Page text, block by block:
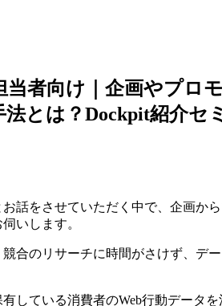
者向け｜企画やプロ
法とは？Dockpit紹介
話をさせていただく中で、企画か
いします。
合のリサーチに時間がさけず、デ
している消費者のWeb行動データ